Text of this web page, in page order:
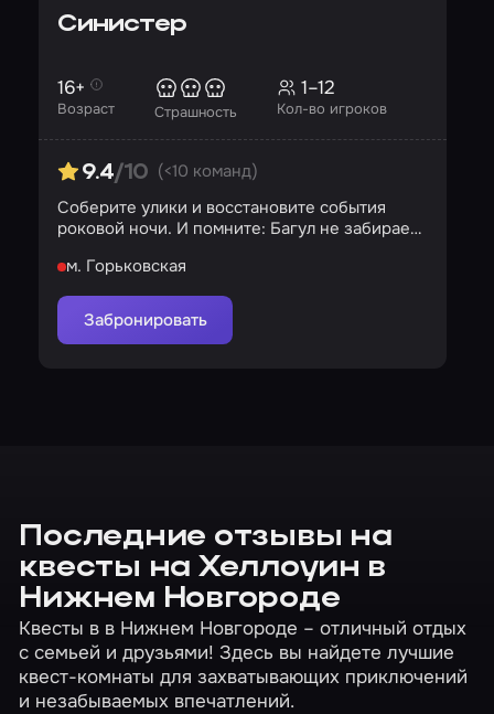
Синистер
Возраст
16+
Страшность Кол-во игроков
1–12
9.4/10 (<10 команд)
Соберите улики и восстановите события
роковой ночи. И помните: Багул не забирает
м. Горьковская
Забронировать
Последние отзывы на
квесты на Хеллоуин в
Нижнем Новгороде
Квесты в в Нижнем Новгороде – отличный отдых
с семьей и друзьями! Здесь вы найдете лучшие
квест-комнаты для захватывающих приключений
и незабываемых впечатлений.